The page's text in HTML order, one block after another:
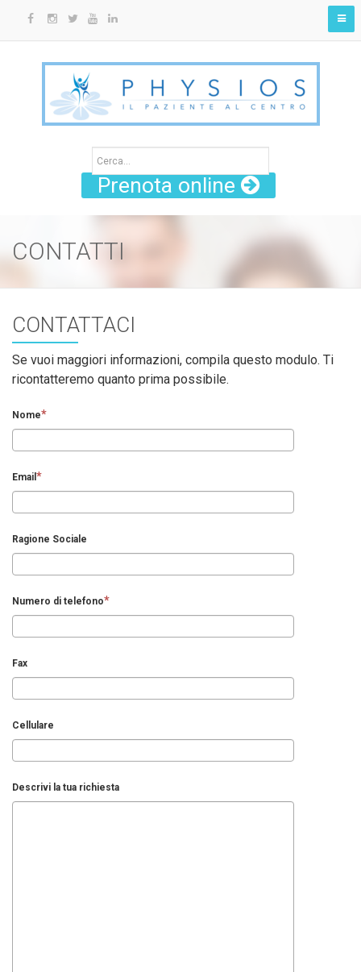
Prenota online
CONTATTI
CONTATTACI
Se vuoi maggiori informazioni, compila questo modulo. Ti
ricontatteremo quanto prima possibile.
Nome
Email
Ragione Sociale
Numero di telefono
Fax
Cellulare
Descrivi la tua richiesta